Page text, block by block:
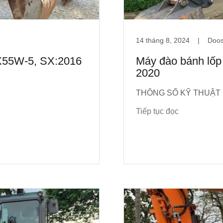
5, SX:2016
14 tháng 8, 2024 |
Máy đào bánh
2020
THÔNG SỐ KỸ
Tiếp tục đọc